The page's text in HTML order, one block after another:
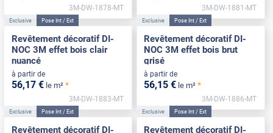
3M-DW-1878-MT 3M-DW-1881-MT
Exclusive Pose Int / Ext
Revêtement décoratif DI-
NOC 3M effet bois clair
nuancé
à partir de
56,17 € le m² *
3M-DW-1883-MT
Exclusive Pose Int / Ext
Revêtement décoratif DI-
NOC 3M effet bois brut
grisé
à partir de
56,15 € le m² *
3M-DW-1886-MT
Exclusive Pose Int / Ext
Revêtement décoratif DI-
Exclusive Pose Int / Ext
Revêtement décoratif DI-